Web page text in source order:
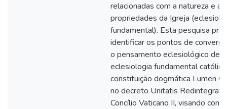
relacionadas com a natureza e as
propriedades da Igreja
fundamental). Esta pesquisa
identificar os pontos de
o pensamento eclesiológico de
eclesiologia fundamental
constituição dogmática Lumen
no decreto Unitatis
Concílio Vaticano II, visando